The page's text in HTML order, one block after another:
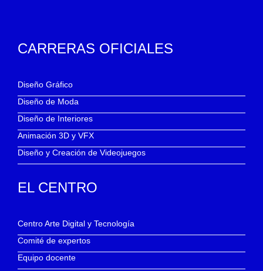
CARRERAS OFICIALES
Diseño Gráfico
Diseño de Moda
Diseño de Interiores
Animación 3D y VFX
Diseño y Creación de Videojuegos
EL CENTRO
Centro Arte Digital y Tecnología
Comité de expertos
Equipo docente